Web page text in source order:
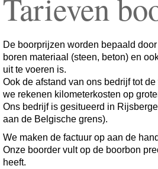
Tarieven
De boorprijzen worden bepaald
boren materiaal (steen, beton) en
uit te voeren is.
Ook de afstand van ons bedrijf tot
we rekenen kilometerkosten op
Ons bedrijf is gesitueerd in
aan de Belgische grens).
We maken de factuur op aan de
Onze boorder vult op de boorbon
heeft.